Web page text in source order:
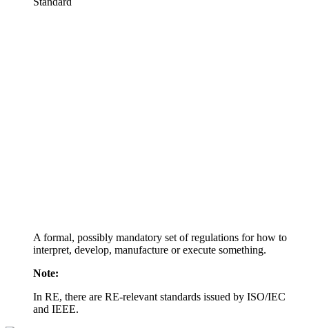
A formal, possibly mandatory set of regulations for how to
interpret, develop, manufacture or execute something.
Note:
In RE, there are RE-relevant standards issued by ISO/IEC
and IEEE.